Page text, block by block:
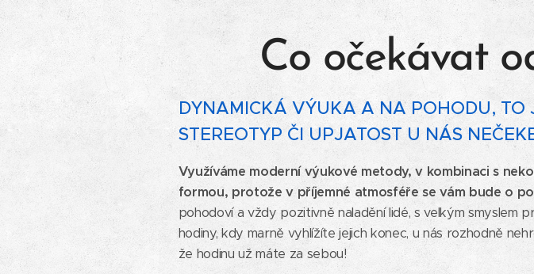
Co očekávat
DYNAMICKÁ VÝUKA A NA POHODU, TO
STEREOTYP ČI UPJATOST U NÁS
Využíváme moderní výukové metody, v kombinaci s
formou, protože v příjemné atmosféře se vám bude o
pohodoví a vždy pozitivně naladění lidé, s velkým smyslem
hodiny, kdy marně vyhlížíte jejich konec, u nás rozhodně
že hodinu už máte za sebou!